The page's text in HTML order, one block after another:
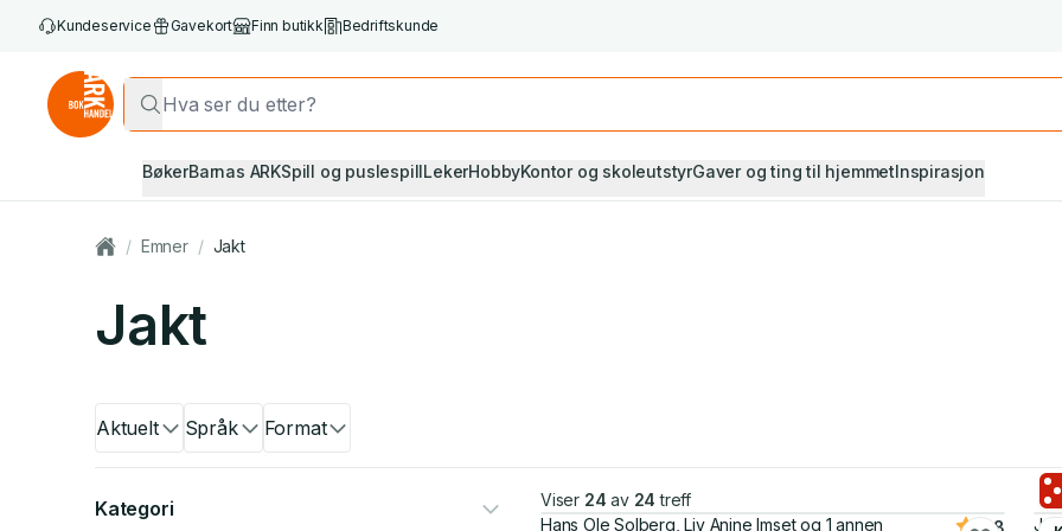
Kundeservice Gavekort Finn butikk Bedriftskunde
BøkerBarnas ARKSpill og puslespillLekerHobbyKontor og skoleutstyrGaver og ting til hjemmetInspirasjon
/ Emner / Jakt
Jakt
Aktuelt Språk Format
Kategori
Viser 24 av 24 treff
Hans Ole Solberg, Liv Anine Imset og 1 annen
4.8